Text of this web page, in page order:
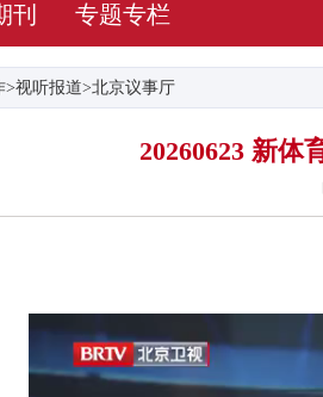
刊 专题专栏
>视听报道>北京议事厅
20260623 新体